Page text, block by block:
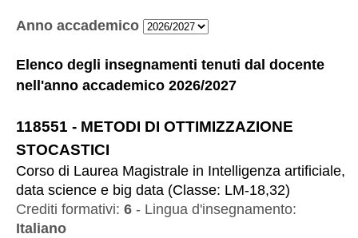
Anno accademico
Elenco degli insegnamenti tenuti dal docente
nell'anno accademico 2026/2027
118551 - METODI DI OTTIMIZZAZIONE
STOCASTICI
Corso di Laurea Magistralein Intelligenza artificiale,
data science e big data(Classe: LM-18,32)
Crediti formativi: 6- Lingua d'insegnamento:
Italiano